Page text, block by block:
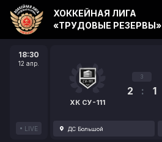
18:30
12 апр.
LIVE
ХК СУ-111
3
2 : 1
ДС Большой
ХОККЕЙНАЯ ЛИГА
«ТРУДОВЫЕ РЕЗЕРВЫ»